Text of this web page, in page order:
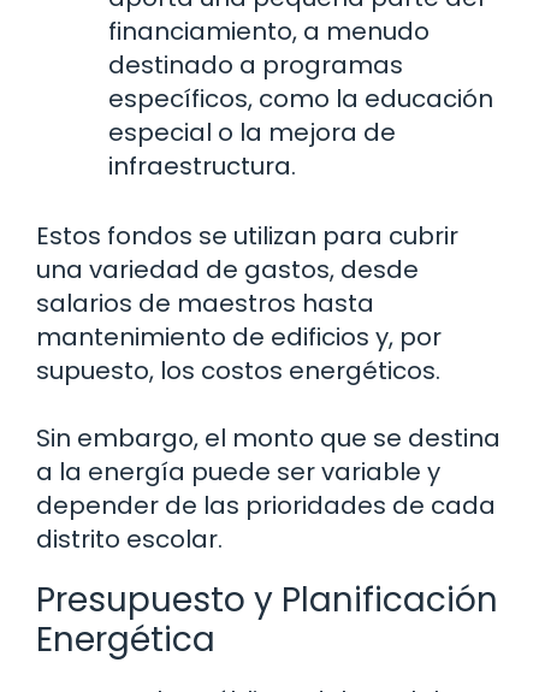
financiamiento, a menudo
destinado a programas
específicos, como la educación
especial o la mejora de
infraestructura.
Estos fondos se utilizan para cubrir
una variedad de gastos, desde
salarios de maestros hasta
mantenimiento de edificios y, por
supuesto, los costos energéticos.
Sin embargo, el monto que se destina
a la energía puede ser variable y
depender de las prioridades de cada
distrito escolar.
Presupuesto y Planificación
Energética